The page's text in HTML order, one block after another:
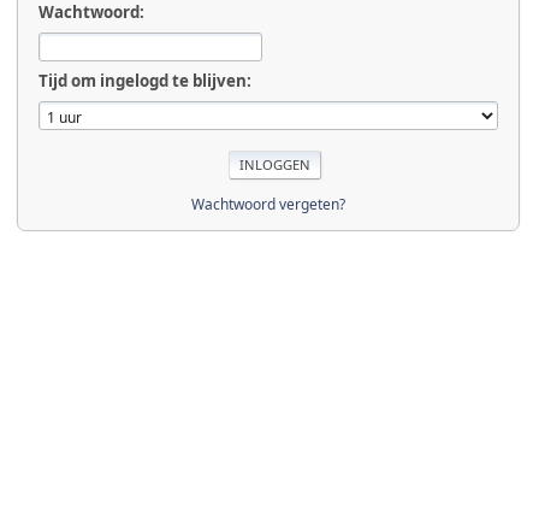
Wachtwoord:
Tijd om ingelogd te blijven:
Wachtwoord vergeten?